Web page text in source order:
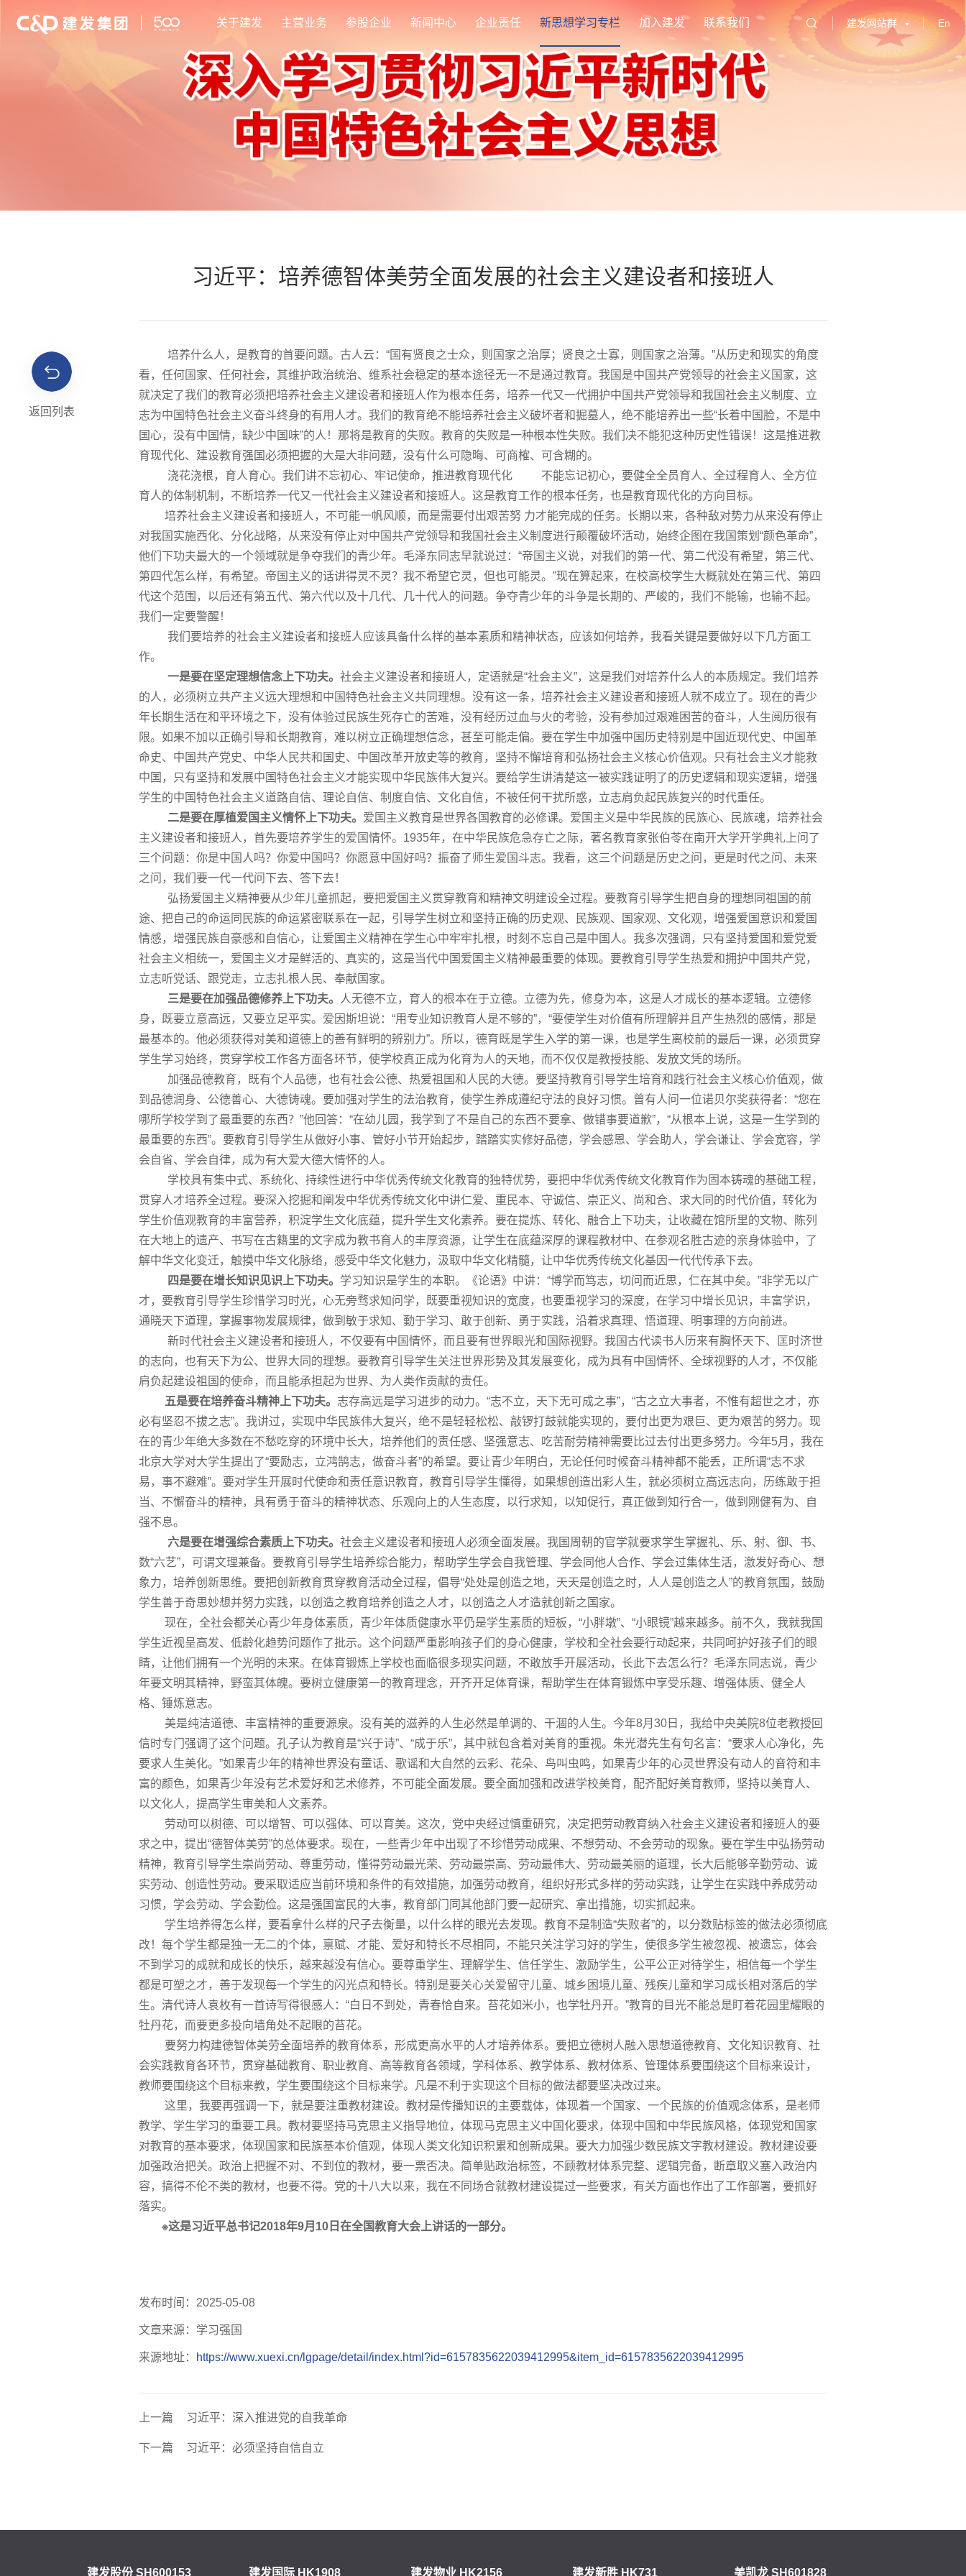
关于建发 主营业务 参股企业 新闻中心 企业责任 新思想学习专栏 加入建发 联系我们 建发网站群 En
返回列表
习近平：培养德智体美劳全面发展的社会主义建设者和接班人
培养什么人，是教育的首要问题。古人云：“国有贤良之士众，则 国家之治厚；贤良之士寡，则 国家之治薄。”从历史和现实的角度
看，任何国家、任何社会，其维护政治统治、维系社会稳定的基本途径无一不是通过教育。我国是中国共产党领导的社会主义 国家 ，这
就决定了我们的教育必须把培养社会主义建设者和接班人作为根本任务，培养一代又一代拥护中国共产党领导和我国社会主义制度、立
志为中国特色社会主义奋斗终身的有用人才。我们的教育绝不能培养社会主义破坏者和掘墓人，绝不能培养出一些“长着中国脸，不是中
国心，没有中国情，缺少中国味”的人！那将是教育的失败。教育的失败是一种根本性失败。我们决不能犯这种历史性错误！这是推进教
育现代化、建设教育强国必须把握的大是大非问题，没有什么可隐晦、可商榷、可含糊的。
浇花浇根，育人育心。我们讲不忘初心、牢记使命，推进教育现代化
不能忘记初心，要健全全员育人、全过程育人、 全方位
育人的体制机制，不断培养一代又一代社会主义建设者和接班人。这是教育工作的根本任务，也是教育现代化的方向目标。
培养社会主义建设者和接班人，不可能一帆风顺，而是需要付出艰苦努 力才能完成的任务。长期以来，各种敌对势力从来没有停止
对我国实施西化、分化战略，从来没有停止对中国共产党领导和我国社会主义制度进行颠覆破坏活动，始终企图在我国策划“颜色革命”，
他们下功夫最大的一个领域就是争夺我们的青少年。毛泽东同志早就说过：“帝国主义说，对我们的第一代、第二代没有希望，第三代、
第四代怎么样，有希望。帝国主义的话讲得灵不灵？我不希望它灵，但也可能灵。”现在算起来，在校高校学生大概就处在第三代、第四
代这个范围，以后还有第五代、第六代以及十几代、几十代人的问题。争夺青少年的斗争是长期的、严峻的，我们不能输，也输不起。
我们一定要警醒！
我们要培养的社会主义建设者和接班人应该具备什么样的基本素质和精神状态，应该如何培养，我看关键是要做好以下几方面工
作。
一是要在坚定理想信念上下功夫。 社会主义建设者和接班人，定语就是“社会主义”，这是我们对培养什么人的本质规定。我们培养
的人，必须树立共产主义远大理想和中国特色社会主义共同理想。没有这一条，培养社会主义建设者和接班人就不成立了。现在的青少
年长期生活在和平环境之下，没有体验过民族生死存亡的苦难，没有经历过血与火的考验，没有参加过艰难困苦的奋斗，人生阅历很有
限。如果不加以正确引导和长期教育，难以树立正确理想信念，甚至可能走偏。要在学生中加强中国历史特别是中国近现代史、中国革
命史、中国共产党史、中华人民共和国史、中国改革开放史等的教育，坚持不懈培育和弘扬社会主义核心价值观。只有社会主义才能救
中国，只有坚持和发展中国特色社会主义才能实现中华民族伟大复兴。要给学生讲清楚这一被实践证明了的历史逻辑和现实逻辑，增强
学生的中国特色社会主义道路自信、理论自信、制度自信、文化自信，不被任何干扰所惑，立志肩负起民族复兴的时代重任。
二是要在厚植爱国主义情怀上下功夫。 爱国主义教育是世界各国教育的必修课。爱国主义是中华民族的民族心、民族魂，培养社会
主义建设者和接班人，首先要培养学生的爱国情怀。1935年，在中华民族危急存亡之际，著名教育家张伯苓在南开大学开学典礼上问了
三个问题：你是中国人吗？你爱中国吗？你愿意中国好吗？振奋了师生爱国斗志。我看，这三个问题是历史之问，更是时代之问、未来
之问，我们要一代一代问下去、答下去！
弘扬爱国主义精神要从少年儿童抓起，要把爱国主义贯穿教育和精神文明建设全过程。要教育引导学生把自身的理想同祖国的前
途、把自己的命运同民族的命运紧密联系在一起，引导学生树立和坚持正确的历史观、民族观、
国家观、文化观，增强爱国意识和爱国
情感，增强民族自豪感和自信心，让爱国主义精神在学生心中牢牢扎根，时刻不忘自己是中国人。我多次强调，只有坚持爱国和爱党爱
社会主义相统一，爱国主义才是鲜活的、真实的，这是当代中国爱国主义精神最重要的体现。要教育引导学生热爱和拥护中国共产党，
立志听党话、跟党走，立志扎根人民、奉献国家。
三是要在加强品德修养上下功夫。
人无德不立，育人的根本在于立德。立德为先，修身为本，这是人才成长的基本逻辑。立德修
身，既要立意高远，又要立足平实。爱因斯坦说：“用专业知识教育人是不够的”，“要使学生对价值有所理解并且产生热烈的感情，那是
最基本的。他必须获得对美和道德上的善有鲜明的辨别力”。所以，德育既是学生入学的第一课，也是学生离校前的最后一课，必须贯穿
学生学习始终，贯穿学校工作各方面各环节，使学校真正成为化育为人的天地，而不仅仅是教授技能、发放文凭的场所。
加强品德教育，既有个人品德，也有社会公德、热爱祖国和人民的大德。要坚持教育引导学生培育和践行社会主义核心价值观，做
到品德润身、公德善心、大德铸魂。要加强对学生的法治教育，使学生养成遵纪守法的良好习惯。曾有人问一位诺贝尔奖获得者：“您在
哪所学校学到了最重要的东西？”他回答：“在幼儿园，我学到了不是自己的东西不要拿、做错事要道歉”，“从根本上说，这是一生学到的
最重要的东西”。要教育引导学生从做好小事、管好小节开始起步，踏踏实实修好品德，学会感恩、学会助人，学会谦让、学会宽容，学
会自省、学会自律，成为有大爱大德大情怀的人。
学校具有集中式、系统化、持续性进行中华优秀传统文化教育的独特优势，要把中华优秀传统文化教育作为固本铸魂的基础工程，
贯穿人才培养全过程。要深入挖掘和阐发中华优秀传统文化中讲仁爱、重民本、守诚信、崇正义、尚和合、求大同的时代价值，转化为
学生价值观教育的丰富营养，积淀学生文化底蕴，提升学生文化素养。要在提炼、转化、融合上下功夫，让收藏在馆所里的文物、陈列
在大地上的遗产、书写在古籍里的文字成为教书育人的丰厚资源，让学生在底蕴深厚的课程教材中、在参观名胜古迹的亲身体验中，了
解中华文化变迁，触摸中华文化脉络，感受中华文化魅力，汲取中华文化精髓，让中华优秀传统文化基因一代代传承下去。
四是要在增长知识见识上下功夫。 学习知识是学生的本职。《论语》中讲：“博学而笃志，切问而近思，仁在其中矣。”非学无以广
才，要教育引导学生珍惜学习时光，心无旁骛求知问学，既要重视知识的宽度，也要重视学习的深度，在学习中增长见识，丰富学识，
通晓天下道理，掌握事物发展规律，做到敏于求知、勤于学习、敢于创新、勇于实践，沿着求真理、悟道理、明事理的方向前进。
新时代社会主义建设者和接班人，不仅要有中国情怀，而且要有世界眼光和国际视野。我国古代读书人历来有胸怀天下、匡时济世
的志向，也有天下为公、世界大同的理想。要教育引导学生关注世界形势及其发展变化，成为具有中国情怀、全球视野的人才，不仅能
肩负起建设祖国的使命，而且能承担起为世界、为人类作贡献的责任。
五是要在培养奋斗精神上下功夫。 志存高远是学习进步的动力。“志不立，天下无可成之事”，“古之立大事者，不惟有超世之才，亦
必有坚忍不拔之志”。我讲过，实现中华民族伟大复兴，绝不是轻轻松松、敲锣打鼓就能实现的，要付出更为艰巨、更为艰苦的努力。现
在的青少年绝大多数在不愁吃穿的环境中长大，培养他们的责任感、坚强意志、吃苦耐劳精神需要比过去付出更多努力。今年5月，我在
北京大学对大学生提出了“要励志，立鸿鹄志，做奋斗者”的希望。要让青少年明白，无论任何时候奋斗精神都不能丢，正所谓“志不求
易，事不避难”。要对学生开展时代使命和责任意识教育，教育引导学生懂得，如果想创造出彩人生，就必须树立高远志向，历练敢于担
当、不懈奋斗的精神，具有勇于奋斗的精神状态、乐观向上的人生态度，以行求知，以知促行，真正做到知行合一，做到刚健有为、自
强不息。
六是要在增强综合素质上下功夫。 社会主义建设者和接班人必须全面发展。我国周朝的官学就要求学生掌握礼、乐、射、御、书、
数“六艺”，可谓文理兼备。要教育引导学生培养综合能力，帮助学生学会自我管理、学会同他人合作、学会过集体生活，激发好奇心、想
象力，培养创新思维。要把创新教育贯穿教育活动全过程，倡导“处处是创造之地，天天是创造之时，人人是创造之人”的教育氛围，鼓励
学生善于奇思妙想并努力实践，以创造之教育培养创造之人才，以创造之人才造就创新之 国家。
现在，全社会都关心青少年身体素质，青少年体质健康水平仍是学生素质的短板，“小胖墩”、“小眼镜”越来越多。前不久，我就我国
学生近视呈高发、低龄化趋势问题作了批示。这个问题严重影响孩子们的身心健康，学校和全社会要行动起来，共同呵护好孩子们的眼
睛，让他们拥有一个光明的未来。在体育锻炼上学校也面临很多现实问题，不敢放手开展活动，长此下去怎么行？毛泽东同志说，青少
年要文明其精神，野蛮其体魄。要树立健康第一的教育理念，开齐开足体育课，帮助学生在体育锻炼中享受乐趣、增强体质、健全人
格、锤炼意志。
美是纯洁道德、丰富精神的重要源泉。没有美的滋养的人生必然是单调的、干涸的人生。今年8月30日，我给中央美院8位老教授回
信时专门强调了这个问题。孔子认为教育是“兴于诗”、“成于乐”，其中就包含着对美育的重视。朱光潜先生有句名言：“要求人心净化，先
要求人生美化。”如果青少年的精神世界没有童话、歌谣和大自然的云彩、花朵、鸟叫虫鸣，如果青少年的心灵世界没有动人的音符和丰
富的颜色，如果青少年没有艺术爱好和艺术修养，不可能全面发展。要全面加强和改进学校美育，配齐配好美育教师，坚持以美育人、
以文化人，提高学生审美和人文素养。
劳动可以树德、可以增智、可以强体、可以育美。这次，党中央经过慎重研究，决定把劳动教育纳入社会主义建设者和接班人的要
求之中，提出“德智体美劳”的总体要求。现在，一些青少年中出现了不珍惜劳动成果、不想劳动、不会劳动的现象。要在学生中弘扬劳动
精神，教育引导学生崇尚劳动、尊重劳动，懂得劳动最光荣、劳动最崇高、劳动最伟大、劳动最美丽的道理，长大后能够辛勤劳动、诚
实劳动、创造性劳动。要采取适应当前环境和条件的有效措施，加强劳动教育，组织好形式多样的劳动实践，让学生在实践中养成劳动
习惯，学会劳动、学会勤俭。这是强国富民的大事，教育部门同其他部门要一起研究、拿出措施，切实抓起来。
学生培养得怎么样，要看拿什么样的尺子去衡量，以什么样的眼光去发现。教育不是制造“失败者”的，以分数贴标签的做法必须彻底
改！每个学生都是独一无二的个体，禀赋、才能、爱好和特长不尽相同，不能只关注学习好的学生，使很多学生被忽视、被遗忘，体会
不到学习的成就和成长的快乐，越来越没有信心。要尊重学生、理解学生、信任学生、激励学生，公平公正对待学生，相信每一个学生
都是可塑之才，善于发现每一个学生的闪光点和特长。特别是要关心关爱留守儿童、城乡困境儿童、残疾儿童和学习成长相对落后的学
生。清代诗人袁枚有一首诗写得很感人：“白日不到处，青春恰自来。苔花如米小，也学牡丹开。”教育的目光不能总是盯着花园里耀眼的
牡丹花，而要更多投向墙角处不起眼的苔花。
要努力构建德智体美劳全面培养的教育体系，形成更高水平的人才培养体系。要把立德树人融入思想道德教育、文化知识教育、社
会实践教育各环节，贯穿基础教育、职业教育、高等教育各领域，学科体系、教学体系、教材体系、管理体系要围绕这个目标来设计，
教师要围绕这个目标来教，学生要围绕这个目标来学。凡是不利于实现这个目标的做法都要坚决改过来。
这里，我要再强调一下，就是要注重教材建设。教材是传播知识的主要载体，体现着一个国家、一个民族的价值观念体系，是老师
教学、学生学习的重要工具。教材要坚持马克思主义指导地位，体现马克思主义中国化要求，体现中国和中华民族风格，体现党和 国家
对教育的基本要求，体现国家和民族基本价值观，体现人类文化知识积累和创新成果。要大力加强少数民族文字教材建设。教材建设要
加强政治把关。政治上把握不对、不到位的教材，要一票否决。简单贴政治标签，不顾教材体系完整、逻辑完备，断章取义塞入政治内
容，搞得不伦不类的教材，也要不得。党的十八大以来，我在不同场合就教材建设提过一些要求，有关方面也作出了工作部署，要抓好
落实。
※这是习近平总书记2018年9月10日在全国教育大会上讲话的一部分。
发布时间：2025-05-08
文章来源：学习强国
来源地址： https://www.xuexi.cn/lgpage/detail/index.html?id=6157835622039412995&item_id=6157835622039412995
上一篇 习近平：深入推进党的自我革命
下一篇 习近平：必须坚持自信自立
建发股份 SH600153 建发国际 HK1908 建发物业 HK2156 建发新胜 HK731 美凯龙 SH601828